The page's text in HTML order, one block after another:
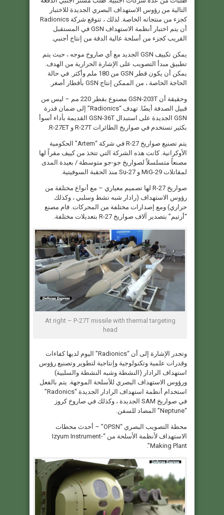
التالية من رؤوس الاستهداف البصري الجديدة للاختبار
كجزء من منتجاته الخاصة. لذلك ، تتوقع شركة Radionics
أن يتم اختبار أنظمة الاستهداف GSN في المستقبل
القريب كجزء من أسلحة عالية الدقة من إنتاج أجنبي.
يمكن تكييف GSN الجديد مع أي صاروخ موجه ، حيث يتم
تطبيق مبدأ التصويب على الإشارة الحرارية من الهدف.
يمكن أن يكون قطر GSN من 180 ملم وأكثر. في حالة
الحاجة الخاصة ، من الممكن إنتاج GSN بأقطار أصغر.
وحقيقة أن GSN-203T مصنوع بقطر 220 مم – ليس من
قبيل الصدفة أيضًا. تهدف “Radionics” إلى ضمان قدرة
GSN الجديدة على استبدال GSN-36T القديمة بأداء أسوأ
بكثير تستخدم في صواريخ الطائرات R-27T و R-27ET.
يتم تصنيع صواريخ R-27 في شركة “Artem” الحكومية
الأوكرانية. كانت هذه الشركة التي تتخذ من كييف مقراً لها
مصنعاً متسلسلاً لصواريخ جو-جو متوسطة / بعيدة المدى
لمقاتلات MiG-29 و Su-27 منذ الحقبة السوفيتية.
صواريخ R-27 لها تصميم معياري – مع أنواع مختلفة من
رؤوس الاستهداف (رادار شبه نشط وسلبي ، وكذلك
حراري) ومع إصدارات مختلفة من المحركات. قام مصنع
“أرتيم” بتصدير آلاف صواريخ R-27 بتعديلات مختلفة.
At right – Р-27Т missile with thermal targeting
head
وتجدر الإشارة إلى أن “Radionics” اليوم لديها كفاءات
وقدرات علمية وتكنولوجية وإنتاجية لتطوير وتصنيع رؤوس
استهداف الرادار (النشطة وشبه النشطة والسلبية)
ورؤوس الاستهداف البصري للأسلحة الموجهة. يتم بالفعل
استخدام أنظمة استهداف الرادار الجديدة “Radonics”
في صواريخ SAM الجديدة ، وكذلك في صاروخ كروز
“Neptune” المضاد للسفن.
محطة التصويب البصري “OPSN” – أحدث محطات
الاستهداف لأنظمة الأسلحة من “Izyum Instrument-
Making Plant”.